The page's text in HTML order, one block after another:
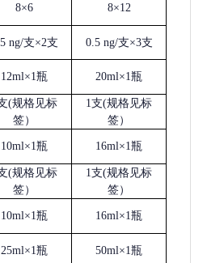
8×6 8×12
ng/支×2支 0.5 ng/支×3支
12ml×1瓶 20ml×1瓶
(规格见标
签）
1支(规格见标
签）
10ml×1瓶 16ml×1瓶
(规格见标
签）
1支(规格见标
签）
10ml×1瓶 16ml×1瓶
25ml×1瓶 50ml×1瓶